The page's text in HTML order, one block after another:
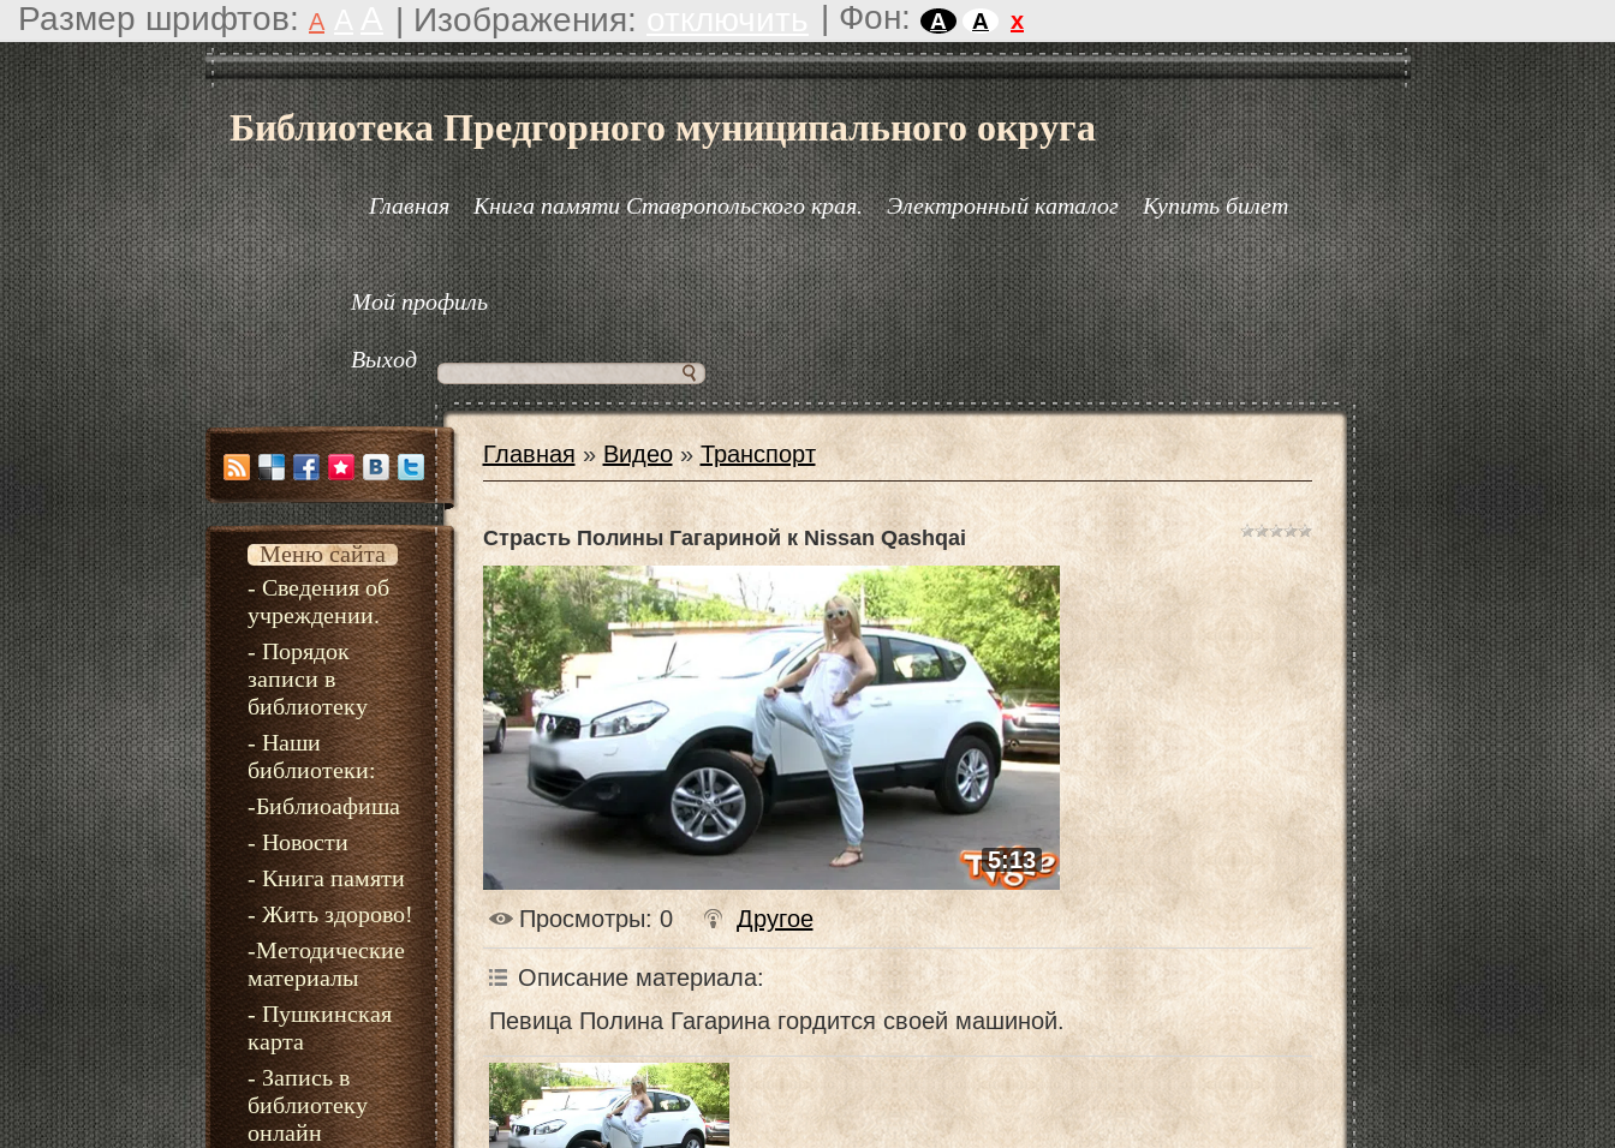
Размер шрифтов: A | Изображения: | Фон: A A x
Библиотека Предгорного муниципального округа
Главная Книга памяти Ставропольского края. Электронный каталог Купить билет
Мой профиль
Выход
Меню сайта
- Сведения об
учреждении.
- Порядок
записи в
библиотеку
- Наши
библиотеки:
-Библиоафиша
- Новости
- Книга памяти
- Жить здорово!
-Методические
материалы
- Пушкинская
карта
- Запись в
библиотеку
онлайн
Главная »Видео» Транспорт
Страсть Полины Гагариной к Nissan Qashqai
5:13
Просмотры: 0 Другое
Описание материала:
Певица Полина Гагарина гордится своей машиной.